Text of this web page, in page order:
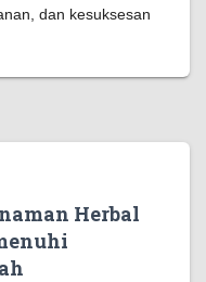
dan kesuksesan
Herbal